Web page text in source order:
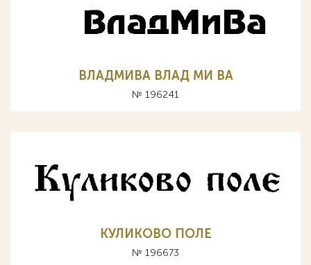
ВЛАДМИВА ВЛАД МИ ВА
№ 196241
КУЛИКОВО ПОЛЕ
№ 196673